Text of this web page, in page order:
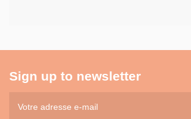
Sign up to newsletter